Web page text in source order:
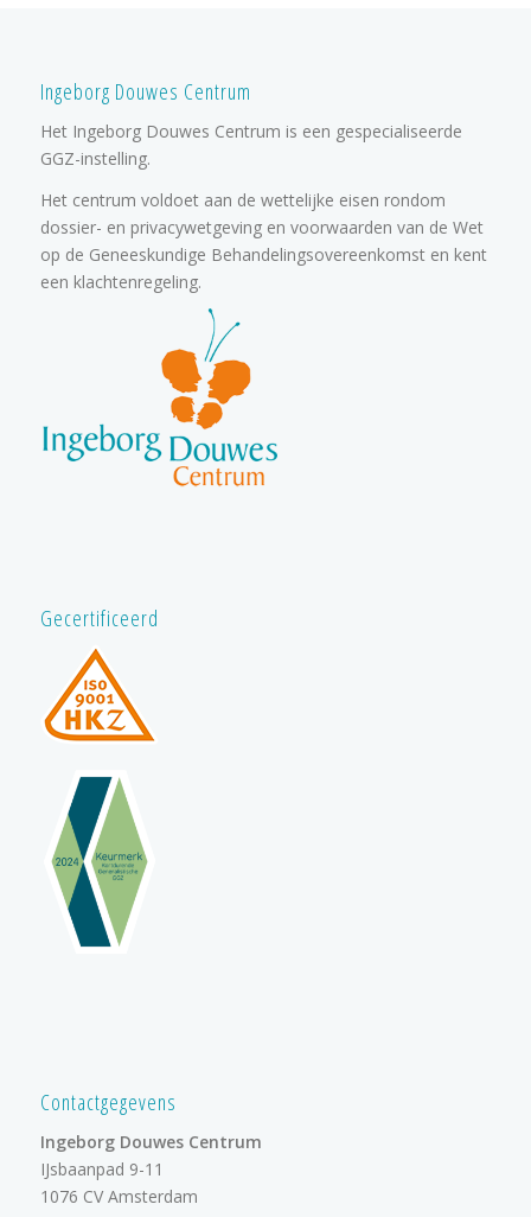
Ingeborg Douwes Centrum
Het Ingeborg Douwes Centrum is een gespecialiseerde
GGZ-instelling.
Het centrum voldoet aan de wettelijke eisen rondom
dossier- en privacywetgeving en voorwaarden van de Wet
op de Geneeskundige Behandelingsovereenkomst en kent
een klachtenregeling.
Gecertificeerd
Contactgegevens
Ingeborg Douwes Centrum
IJsbaanpad 9-11
1076 CV Amsterdam